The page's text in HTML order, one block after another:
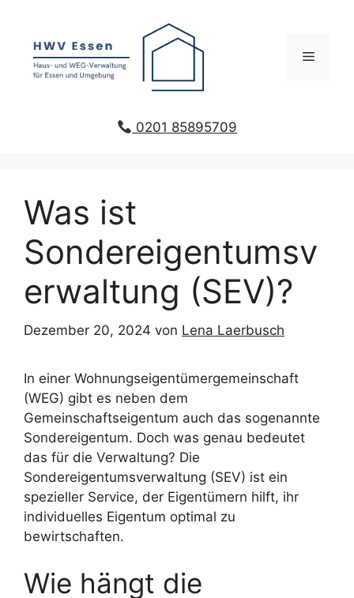
springen
Menü
0201 85895709
Was ist
Sondereigentumsv
erwaltung (SEV)?
Dezember 20, 2024 von Lena Laerbusch
In einer Wohnungseigentümergemeinschaft
(WEG) gibt es neben dem
Gemeinschaftseigentum auch das sogenannte
Sondereigentum. Doch was genau bedeutet
das für die Verwaltung? Die
Sondereigentumsverwaltung (SEV) ist ein
spezieller Service, der Eigentümern hilft, ihr
individuelles Eigentum optimal zu
bewirtschaften.
Wie hängt die